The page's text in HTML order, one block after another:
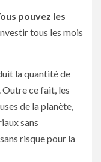
pouvez les
tous les mois
la quantité de
Outre ce fait, les
de la planète,
sans
risque pour la